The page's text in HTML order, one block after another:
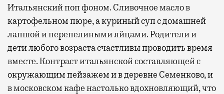
Итальянский поп фоном. Сливочное масло в
картофельном пюре, а куриный суп с домашней
лапшой и перепелиными яйцами. Родители и
дети любого возраста счастливы проводить время
вместе. Контраст итальянской составляющей с
окружающим пейзажем и в деревне Семенково, и
в московском кафе настолько вдохновляющий, что